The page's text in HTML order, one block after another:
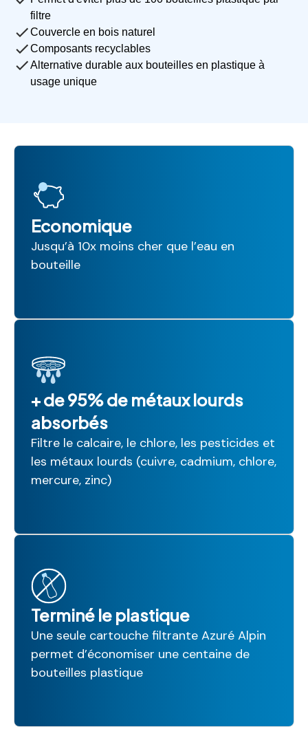
filtre
Couvercle en bois naturel
Composants recyclables
Alternative durable aux bouteilles en plastique à
usage unique
Economique
Jusqu’à 10x moins cher que l’eau en
bouteille
+ de 95% de métaux lourds
absorbés
Filtre le calcaire, le chlore, les pesticides et
les métaux lourds (cuivre, cadmium, chlore,
mercure, zinc)
Terminé le plastique
Une seule cartouche filtrante Azuré Alpin
permet d’économiser une centaine de
bouteilles plastique